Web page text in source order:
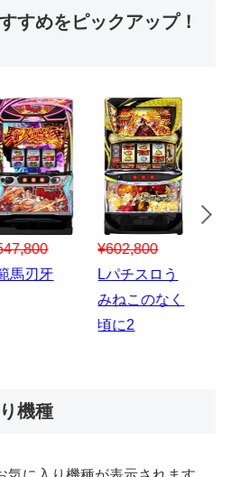
すめをピックアップ！
マスロ秘宝
¥1,867,800
Lパチスロ 炎
炎ノ消防隊2
機種